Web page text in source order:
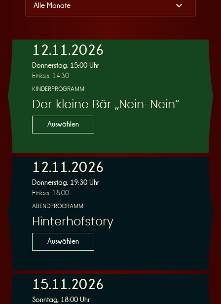
R
e
s
e
12.11.2026
Donnerstag, 15:00 Uhr
Einlass: 14:30
KINDERPROGRAMM
Der kleine Bär „Nein-Nein“
Auswählen
12.11.2026
Donnerstag, 19:30 Uhr
Einlass: 18:00
ABENDPROGRAMM
Hinterhofstory
Auswählen
15.11.2026
Sonntag, 18:00 Uhr